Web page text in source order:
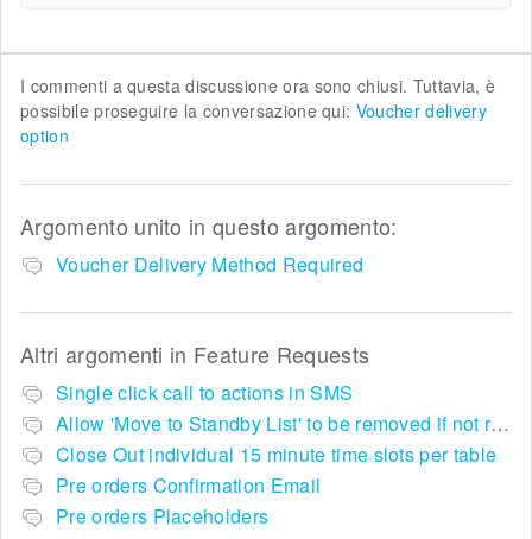
I commenti a questa discussione ora sono chiusi. Tuttavia, è
possibile proseguire la conversazione qui: Voucher delivery
option
Argomento unito in questo argomento:
Voucher Delivery Method Required
Altri argomenti in Feature Requests
Single click call to actions in SMS
Allow 'Move to Standby List' to be removed if not required in the pop up summary menu
Close Out individual 15 minute time slots per table
Pre orders Confirmation Email
Pre orders Placeholders